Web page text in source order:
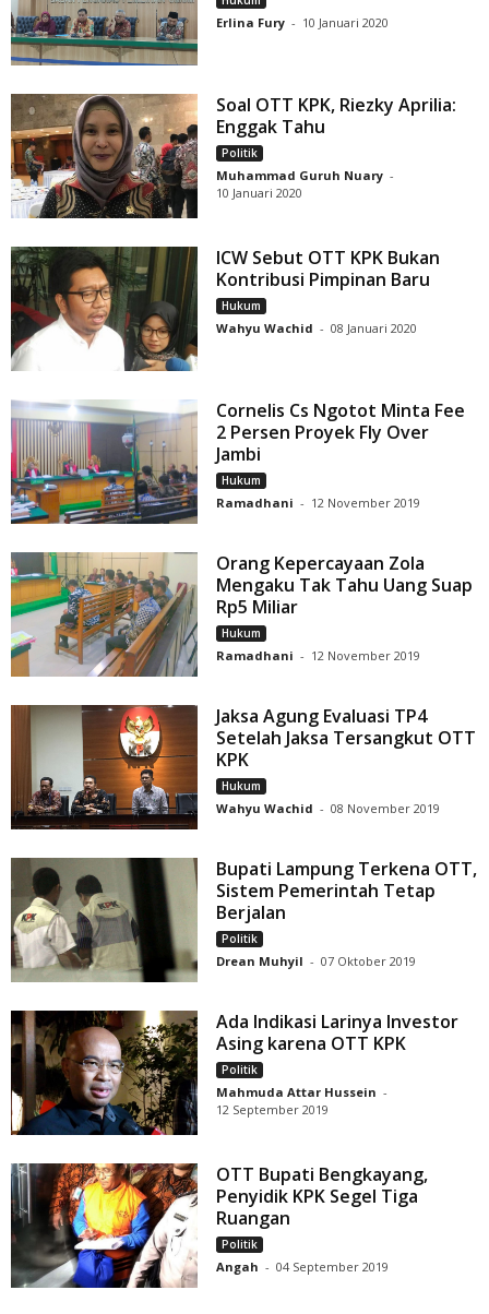
Erlina Fury - 10 Januari 2020
Soal OTT KPK, Riezky Aprilia:
Enggak Tahu
Politik
Muhammad Guruh Nuary -
10 Januari 2020
ICW Sebut OTT KPK Bukan
Kontribusi Pimpinan Baru
Hukum
Wahyu Wachid - 08 Januari 2020
Cornelis Cs Ngotot Minta Fee
2 Persen Proyek Fly Over
Jambi
Hukum
Ramadhani - 12 November 2019
Orang Kepercayaan Zola
Mengaku Tak Tahu Uang Suap
Rp5 Miliar
Hukum
Ramadhani - 12 November 2019
Jaksa Agung Evaluasi TP4
Setelah Jaksa Tersangkut OTT
KPK
Hukum
Wahyu Wachid - 08 November 2019
Bupati Lampung Terkena OTT,
Sistem Pemerintah Tetap
Berjalan
Politik
Drean Muhyil - 07 Oktober 2019
Ada Indikasi Larinya Investor
Asing karena OTT KPK
Politik
Mahmuda Attar Hussein -
12 September 2019
OTT Bupati Bengkayang,
Penyidik KPK Segel Tiga
Ruangan
Politik
Angah - 04 September 2019